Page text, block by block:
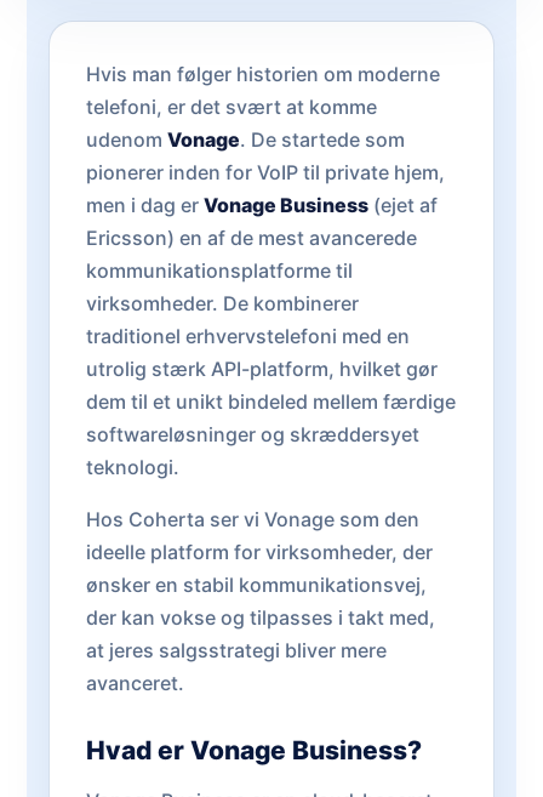
Hvis man følger historien om moderne
telefoni, er det svært at komme
udenom Vonage. De startede som
pionerer inden for VoIP til private hjem,
men i dag er Vonage Business (ejet af
Ericsson) en af de mest avancerede
kommunikationsplatforme til
virksomheder. De kombinerer
traditionel erhvervstelefoni med en
utrolig stærk API-platform, hvilket gør
dem til et unikt bindeled mellem færdige
softwareløsninger og skræddersyet
teknologi.
Hos Coherta ser vi Vonage som den
ideelle platform for virksomheder, der
ønsker en stabil kommunikationsvej,
der kan vokse og tilpasses i takt med,
at jeres salgsstrategi bliver mere
avanceret.
Hvad er Vonage Business?